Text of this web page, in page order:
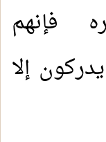
فإنهم
إلا